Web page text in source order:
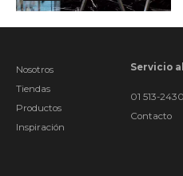
Nosotros
Tiendas
Productos
Inspiración
Servicio
01 513-2430
Contacto